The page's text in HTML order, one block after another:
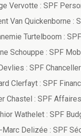
Vervotte : SPF
Van Quickenborne :
Turtelboom :
Schouppe : SPF
: SPF
Clerfayt : SPF
Chastel : SPF
Wathelet : SPF
Marc Delizée : SPF